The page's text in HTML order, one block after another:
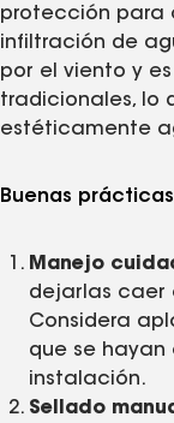
protección para
infiltración de
por el viento y
tradicionales, lo
estéticamente
Buenas
Manejo
dejarlas caer
Considera
que se
instalación.
Sellado